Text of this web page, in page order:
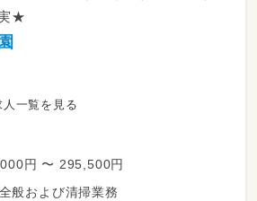
★
一覧を見る
円 〜 295,500円
般および清掃業務